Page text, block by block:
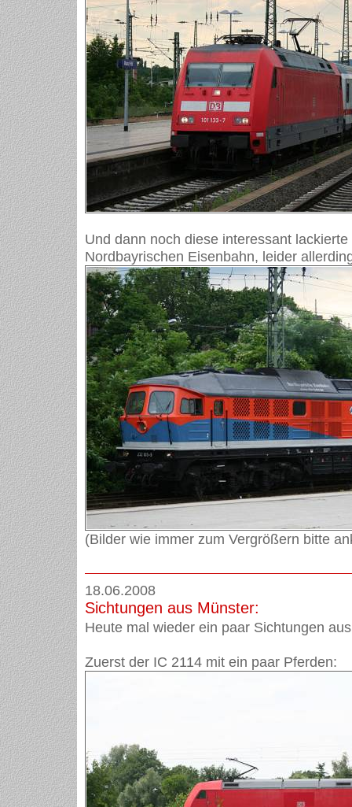
Und dann noch diese interessant
Nordbayrischen Eisenbahn, leider
(Bilder wie immer zum Vergrößern bitte
18.06.2008
Sichtungen aus Münster:
Heute mal wieder ein paar Sichtungen
Zuerst der IC 2114 mit ein paar Pferden: